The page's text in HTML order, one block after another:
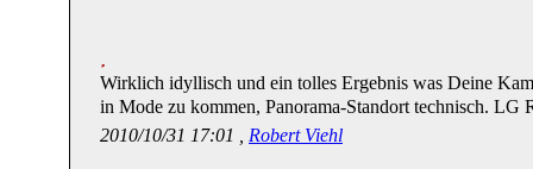
Wirklich idyllisch und ein tolles Ergebnis was Deine
in Mode zu kommen, Panorama-Standort technisch. LG
2010/10/31 17:01 , Robert Viehl